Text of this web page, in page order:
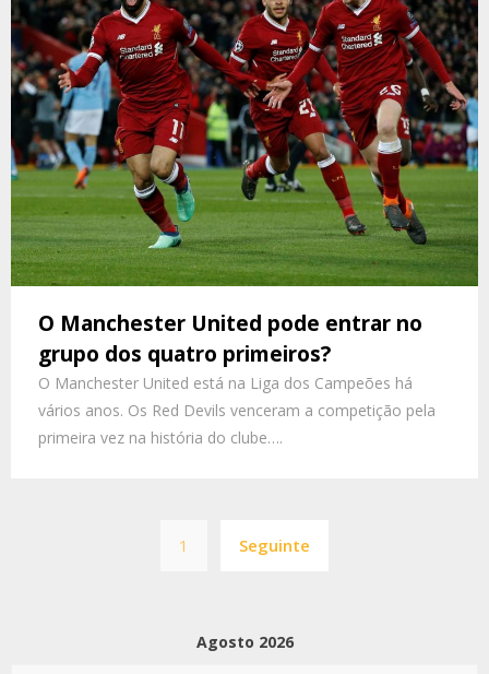
O Manchester United pode entrar no
grupo dos quatro primeiros?
O Manchester United está na Liga dos Campeões há
vários anos. Os Red Devils venceram a competição pela
primeira vez na história do clube….
de
1 Seguinte
Agosto 2026